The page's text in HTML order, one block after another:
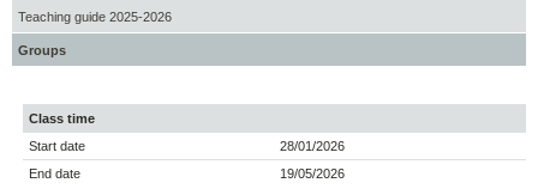
Teaching guide 2025-2026
Groups
Class time
Start date
28/01/2026
End date
19/05/2026